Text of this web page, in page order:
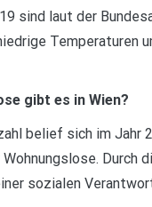
sind laut der
Temperaturen
gibt es in Wien?
belief sich im Jahr
Wohnungslose.
sozialen